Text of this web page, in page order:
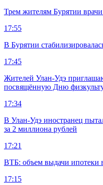
Трем жителям Бурятии
17:55
В Бурятии
17:45
Жителей Улан-Удэ
посвящённую Дню
17:34
В Улан-Удэ иностранец
за 2 миллиона рублей
17:21
ВТБ: объем выдачи ипотеки
17:15